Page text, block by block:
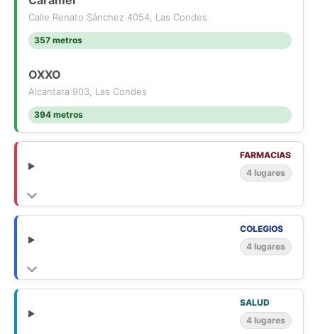
Calle Renato Sánchez 4054, Las Condes
357 metros
OXXO
Alcantara 903, Las Condes
394 metros
FARMACIAS
4 lugares
COLEGIOS
4 lugares
SALUD
4 lugares